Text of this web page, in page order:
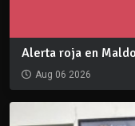
Alerta roja en
Aug 06 2026